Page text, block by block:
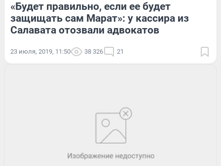
«Будет правильно, если ее будет
защищать сам Марат»: у кассира из
Салавата отозвали адвокатов
23 июля, 2019, 11:50 38 326 21